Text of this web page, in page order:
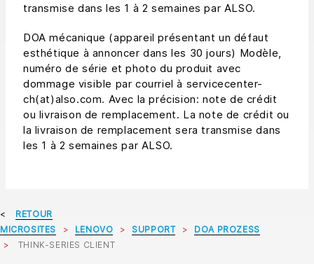
transmise dans les 1 à 2 semaines par ALSO.
DOA mécanique (appareil présentant un défaut
esthétique à annoncer dans les 30 jours) Modèle,
numéro de série et photo du produit avec
dommage visible par courriel à servicecenter-
ch(at)also.com. Avec la précision: note de crédit
ou livraison de remplacement. La note de crédit ou
la livraison de remplacement sera transmise dans
les 1 à 2 semaines par ALSO.
RETOUR
MICROSITES
LENOVO SUPPORT
DOA PROZESS
THINK-SERIES CLIENT